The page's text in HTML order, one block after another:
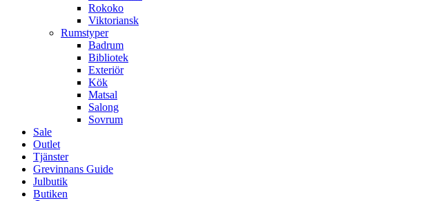
Rokoko
Viktoriansk
Rumstyper
Badrum
Bibliotek
Exteriör
Kök
Matsal
Salong
Sovrum
Sale
Outlet
Tjänster
Grevinnans Guide
Julbutik
Butiken